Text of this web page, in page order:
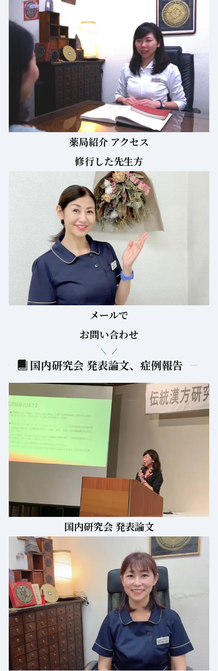
薬局紹介 アクセス
修行した先生方
メールで
お問い合わせ
国内研究会 発表論文、症例報告
国内研究会 発表論文
「かけ橋」患者さんに毎月お配りしている
治療経過・改善例